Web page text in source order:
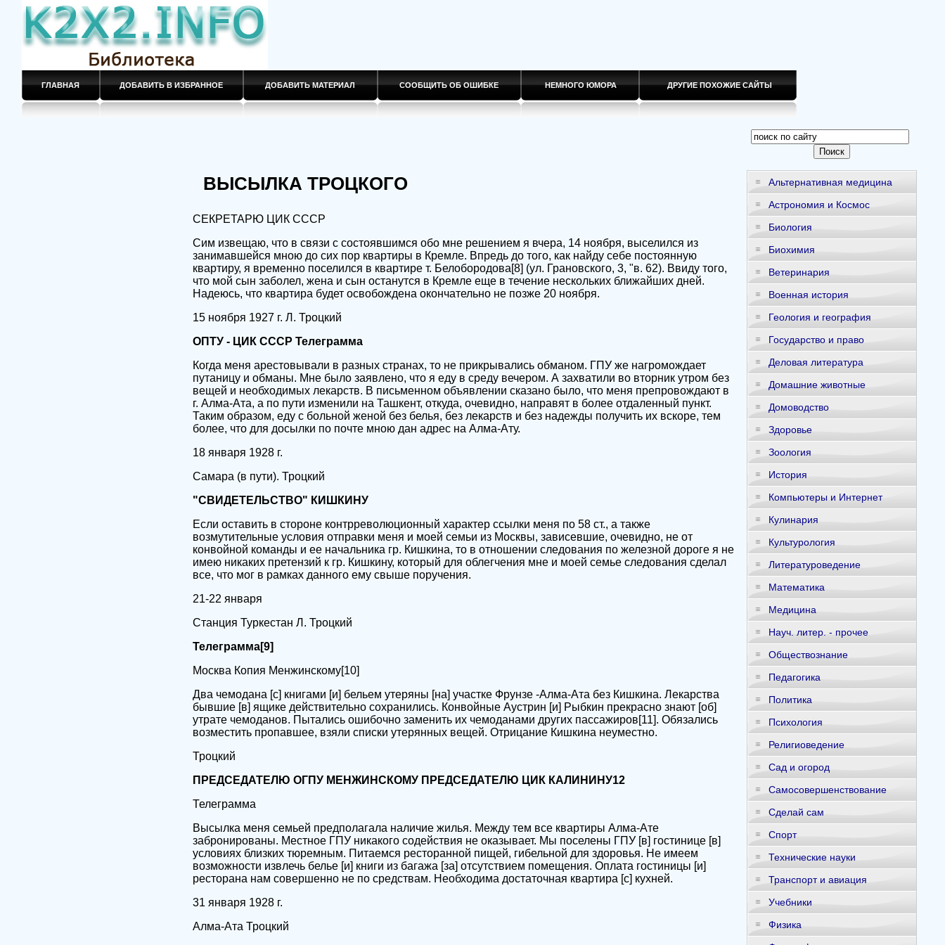
ГЛАВНАЯ ДОБАВИТЬ В ИЗБРАННОЕ ДОБАВИТЬ МАТЕРИАЛ СООБЩИТЬ ОБ ОШИБКЕ НЕМНОГО ЮМОРА ДРУГИЕ ПОХОЖИЕ САЙТЫ
ВЫСЫЛКА ТРОЦКОГО
СЕКРЕТАРЮ ЦИК СССР
Сим извещаю, что в связи с состоявшимся обо мне решением я вчера, 14 ноября, выселился из
занимавшейся мною до сих пор квартиры в Кремле. Впредь до того, как найду себе постоянную
квартиру, я временно поселился в квартире т. Белобородова[8] (ул. Грановского, 3, "в. 62). Ввиду того,
что мой сын заболел, жена и сын останутся в Кремле еще в течение нескольких ближайших дней.
Надеюсь, что квартира будет освобождена окончательно не позже 20 ноября.
15 ноября 1927 г. Л. Троцкий
ОПТУ - ЦИК СССР Телеграмма
Когда меня арестовывали в разных странах, то не прикрывались обманом. ГПУ же нагромождает
путаницу и обманы. Мне было заявлено, что я еду в среду вечером. А захватили во вторник утром без
вещей и необходимых лекарств. В письменном объявлении сказано было, что меня препровождают в
г. Алма-Ата, а по пути изменили на Ташкент, откуда, очевидно, направят в более отдаленный пункт.
Таким образом, еду с больной женой без белья, без лекарств и без надежды получить их вскоре, тем
более, что для досылки по почте мною дан адрес на Алма-Ату.
18 января 1928 г.
Самара (в пути). Троцкий
"СВИДЕТЕЛЬСТВО" КИШКИНУ
Если оставить в стороне контрреволюционный характер ссылки меня по 58 ст., а также
возмутительные условия отправки меня и моей семьи из Москвы, зависевшие, очевидно, не от
конвойной команды и ее начальника гр. Кишкина, то в отношении следования по железной дороге я не
имею никаких претензий к гр. Кишкину, который для облегчения мне и моей семье следования сделал
все, что мог в рамках данного ему свыше поручения.
21-22 января
Станция Туркестан Л. Троцкий
Телеграмма[9]
Москва Копия Менжинскому[10]
Два чемодана [с] книгами [и] бельем утеряны [на] участке Фрунзе -Алма-Ата без Кишкина. Лекарства
бывшие [в] ящике действительно сохранились. Конвойные Аустрин [и] Рыбкин прекрасно знают [об]
утрате чемоданов. Пытались ошибочно заменить их чемоданами других пассажиров[11]. Обязались
возместить пропавшее, взяли списки утерянных вещей. Отрицание Кишкина неуместно.
Троцкий
ПРЕДСЕДАТЕЛЮ ОГПУ МЕНЖИНСКОМУ ПРЕДСЕДАТЕЛЮ ЦИК КАЛИНИНУ12
Телеграмма
Высылка меня семьей предполагала наличие жилья. Между тем все квартиры Алма-Ате
забронированы. Местное ГПУ никакого содействия не оказывает. Мы поселены ГПУ [в] гостинице [в]
условиях близких тюремным. Питаемся ресторанной пищей, гибельной для здоровья. Не имеем
возможности извлечь белье [и] книги из багажа [за] отсутствием помещения. Оплата гостиницы [и]
ресторана нам совершенно не по средствам. Необходима достаточная квартира [с] кухней.
31 января 1928 г.
Алма-Ата Троцкий
Альтернативная медицина
Астрономия и Космос
Биология
Биохимия
Ветеринария
Военная история
Геология и география
Государство и право
Деловая литература
Домашние животные
Домоводство
Здоровье
Зоология
История
Компьютеры и Интернет
Кулинария
Культурология
Литературоведение
Математика
Медицина
Науч. литер. - прочее
Обществознание
Педагогика
Политика
Психология
Религиоведение
Сад и огород
Самосовершенствование
Сделай сам
Спорт
Технические науки
Транспорт и авиация
Учебники
Физика